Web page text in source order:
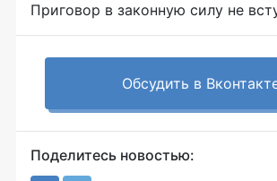
Приговор в законную силу не
Обсудить в
Поделитесь новостью: